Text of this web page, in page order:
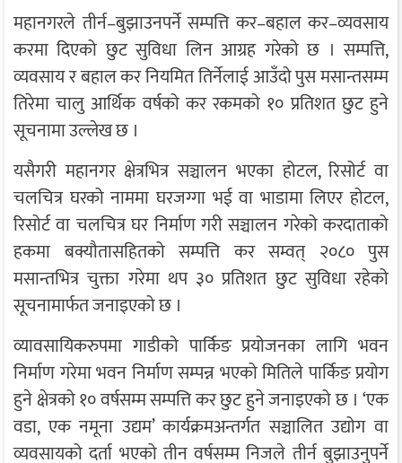
महानगरले तीर्न–बुझाउनपर्ने सम्पत्ति कर–बहाल कर–व्यवसाय
करमा दिएको छुट सुविधा लिन आग्रह गरेको छ । सम्पत्ति,
व्यवसाय र बहाल कर नियमित तिर्नेलाई आउँदो पुस मसान्तसम्म
तिरेमा चालु आर्थिक वर्षको कर रकमको १० प्रतिशत छुट हुने
सूचनामा उल्लेख छ ।
यसैगरी महानगर क्षेत्रभित्र सञ्चालन भएका होटल, रिसोर्ट वा
चलचित्र घरको नाममा घरजग्गा भई वा भाडामा लिएर होटल,
रिसोर्ट वा चलचित्र घर निर्माण गरी सञ्चालन गरेको करदाताको
हकमा बक्यौतासहितको सम्पत्ति कर सम्वत् २०८० पुस
मसान्तभित्र चुक्ता गरेमा थप ३० प्रतिशत छुट सुविधा रहेको
सूचनामार्फत जनाइएको छ ।
व्यावसायिकरुपमा गाडीको पार्किङ प्रयोजनका लागि भवन
निर्माण गरेमा भवन निर्माण सम्पन्न भएको मितिले पार्किङ प्रयोग
हुने क्षेत्रको १० वर्षसम्म सम्पत्ति कर छुट हुने जनाइएको छ । ‘एक
वडा, एक नमूना उद्यम’ कार्यक्रमअन्तर्गत सञ्चालित उद्योग वा
व्यवसायको दर्ता भएको तीन वर्षसम्म निजले तीर्न बुझाउनुपर्ने